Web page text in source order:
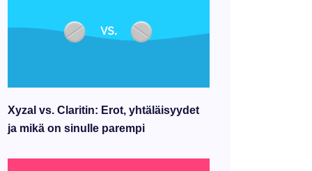
Xyzal vs. Claritin: Erot, yhtäläisyydet
ja mikä on sinulle parempi